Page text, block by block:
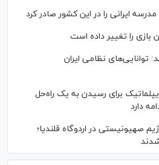
ایرانی را در این کشور صادر کرد
بازی را تغییر داده است
توانایی‌های نظامی ایران
برای رسیدن به یک راه‌حل
دارد
صهیونیستی در اردوگاه قلندیا؛